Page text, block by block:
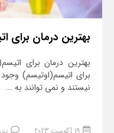
بهترین درمان
بهترین درمان برای
برای اتیسم(اوتیسم) وجود
نیستند و نمی توانند به ...